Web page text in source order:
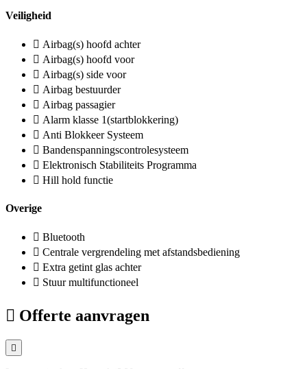
Veiligheid
Airbag(s) hoofd achter
Airbag(s) hoofd voor
Airbag(s) side voor
Airbag bestuurder
Airbag passagier
Alarm klasse 1(startblokkering)
Anti Blokkeer Systeem
Bandenspanningscontrolesysteem
Elektronisch Stabiliteits Programma
Hill hold functie
Overige
Bluetooth
Centrale vergrendeling met afstandsbediening
Extra getint glas achter
Stuur multifunctioneel
Offerte aanvragen